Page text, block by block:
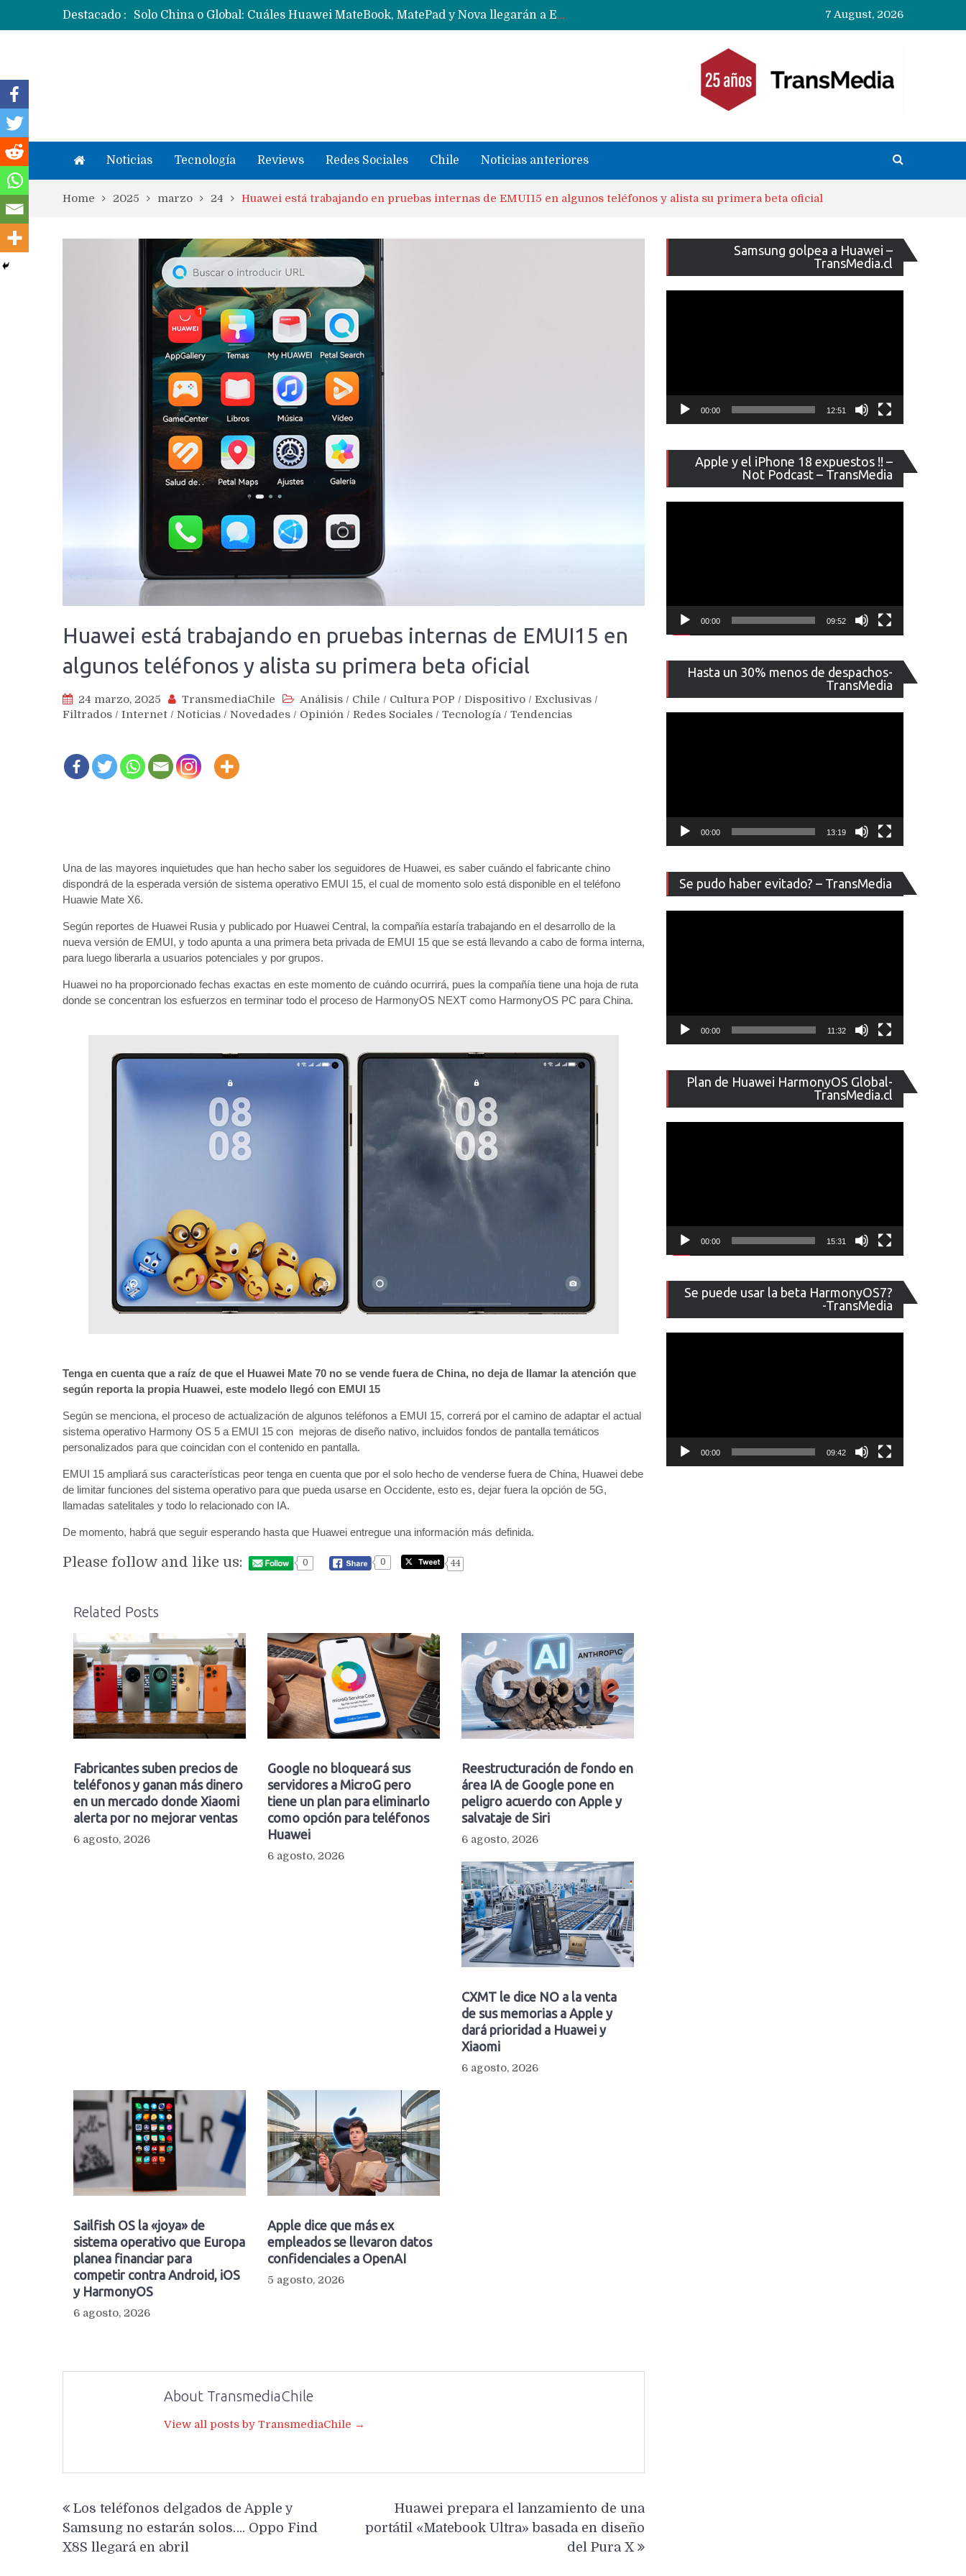
Destacado :
Data Centers de Huawei en Chile, México, Brasil,Perú y Argentina podrían verse afectados por arremetida de EE.UU
Fabricantes suben precios de teléfonos y ganan más dinero en un mercado donde Xiaomi alerta por no mejorar ventas
7 August, 2026
Noticias Tecnología Reviews Redes Sociales Chile Noticias anteriores
Home 2025 marzo 24 Huawei está trabajando en pruebas internas de EMUI15 en algunos teléfonos y alista su primera beta oficial
Huawei está trabajando en pruebas internas de EMUI15 en
algunos teléfonos y alista su primera beta oficial
24 marzo, 2025 TransmediaChile Análisis / Chile / Cultura POP / Dispositivo / Exclusivas /
Filtrados / Internet / Noticias / Novedades / Opinión / Redes Sociales / Tecnología / Tendencias
Una de las mayores inquietudes que han hecho saber los seguidores de Huawei, es saber cuándo el fabricante chino
dispondrá de la esperada versión de sistema operativo EMUI 15, el cual de momento solo está disponible en el teléfono
Huawie Mate X6.
Según reportes de Huawei Rusia y publicado por Huawei Central, la compañía estaría trabajando en el desarrollo de la
nueva versión de EMUI, y todo apunta a una primera beta privada de EMUI 15 que se está llevando a cabo de forma interna,
para luego liberarla a usuarios potenciales y por grupos.
Huawei no ha proporcionado fechas exactas en este momento de cuándo ocurrirá, pues la compañía tiene una hoja de ruta
donde se concentran los esfuerzos en terminar todo el proceso de HarmonyOS NEXT como HarmonyOS PC para China.
Tenga en cuenta que a raíz de que el Huawei Mate 70 no se vende fuera de China, no deja de llamar la atención que
según reporta la propia Huawei, este modelo llegó con EMUI 15
Según se menciona, el proceso de actualización de algunos teléfonos a EMUI 15, correrá por el camino de adaptar el actual
sistema operativo Harmony OS 5 a EMUI 15 con mejoras de diseño nativo, incluidos fondos de pantalla temáticos
personalizados para que coincidan con el contenido en pantalla.
EMUI 15 ampliará sus características peor tenga en cuenta que por el solo hecho de venderse fuera de China, Huawei debe
de limitar funciones del sistema operativo para que pueda usarse en Occidente, esto es, dejar fuera la opción de 5G,
llamadas satelitales y todo lo relacionado con IA.
De momento, habrá que seguir esperando hasta que Huawei entregue una información más definida.
Please follow and like us: 0 0 44
Related Posts
Fabricantes suben precios de
teléfonos y ganan más dinero
en un mercado donde Xiaomi
alerta por no mejorar ventas
6 agosto, 2026
Google no bloqueará sus
servidores a MicroG pero
tiene un plan para eliminarlo
como opción para teléfonos
Huawei
6 agosto, 2026
Reestructuración de fondo en
área IA de Google pone en
peligro acuerdo con Apple y
salvataje de Siri
6 agosto, 2026
CXMT le dice NO a la venta
de sus memorias a Apple y
dará prioridad a Huawei y
Xiaomi
6 agosto, 2026
Sailfish OS la «joya» de
sistema operativo que Europa
planea financiar para
competir contra Android, iOS
y HarmonyOS
6 agosto, 2026
Apple dice que más ex
empleados se llevaron datos
confidenciales a OpenAI
5 agosto, 2026
About TransmediaChile
View all posts by TransmediaChile →
de
entradas
Los teléfonos delgados de Apple y
Samsung no estarán solos…. Oppo Find
X8S llegará en abril
Huawei prepara el lanzamiento de una
portátil «Matebook Ultra» basada en diseño
del Pura X
Samsung golpea a Huawei –
TransMedia.cl
de
vídeo
00:00 12:51
Apple y el iPhone 18 expuestos !! –
Not Podcast – TransMedia
de
vídeo
00:00 09:52
Hasta un 30% menos de despachos-
TransMedia
de
vídeo
00:00 13:19
Se pudo haber evitado? – TransMedia
de
vídeo
00:00 11:32
Plan de Huawei HarmonyOS Global-
TransMedia.cl
de
vídeo
00:00 15:31
Se puede usar la beta HarmonyOS7?
-TransMedia
de
vídeo
00:00 09:42